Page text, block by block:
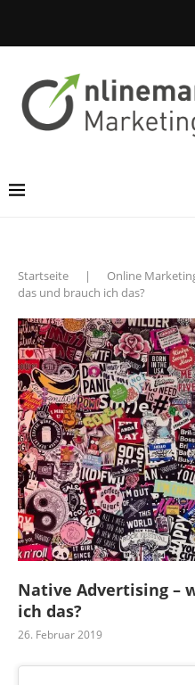
Startseite | Online
das und brauch ich das?
Native Advertising –
ich das?
26. Februar 2019